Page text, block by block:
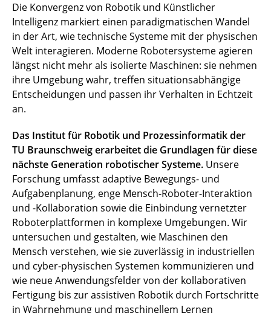
Die Konvergenz von Robotik und Künstlicher
Intelligenz markiert einen paradigmatischen Wandel
in der Art, wie technische Systeme mit der physischen
Welt interagieren. Moderne Robotersysteme agieren
längst nicht mehr als isolierte Maschinen: sie nehmen
ihre Umgebung wahr, treffen situationsabhängige
Entscheidungen und passen ihr Verhalten in Echtzeit
an.
Das Institut für Robotik und Prozessinformatik der
TU Braunschweig erarbeitet die Grundlagen für diese
nächste Generation robotischer Systeme. Unsere
Forschung umfasst adaptive Bewegungs- und
Aufgabenplanung, enge Mensch-Roboter-Interaktion
und -Kollaboration sowie die Einbindung vernetzter
Roboterplattformen in komplexe Umgebungen. Wir
untersuchen und gestalten, wie Maschinen den
Mensch verstehen, wie sie zuverlässig in industriellen
und cyber-physischen Systemen kommunizieren und
wie neue Anwendungsfelder von der kollaborativen
Fertigung bis zur assistiven Robotik durch Fortschritte
in Wahrnehmung und maschinellem Lernen